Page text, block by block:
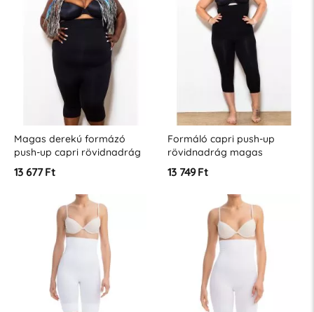
Magas derekú formázó
push-up capri rövidnadrág
- &quot;XL&quot; méret
13 677 Ft
Formáló capri push-up
rövidnadrág magas
derékkal a narancsbőr ellen
- &quot;XL&quot; méret
13 749 Ft